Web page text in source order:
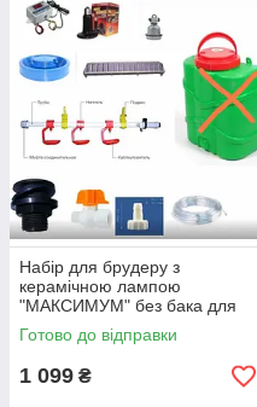
Набір для брудеру з
керамічною лампою
"МАКСИМУМ" без бака для
води - №7
Готово до відправки
1 099 ₴